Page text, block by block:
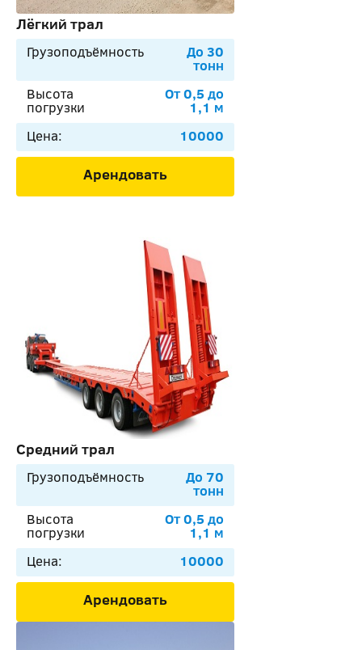
Лёгкий трал
Грузоподъёмность До 30
тонн
Высота
погрузки
От 0,5 до
1,1 м
Цена:
10000
Арендовать
Средний трал
Грузоподъёмность До 70
тонн
Высота
погрузки
От 0,5 до
1,1 м
Цена:
10000
Арендовать